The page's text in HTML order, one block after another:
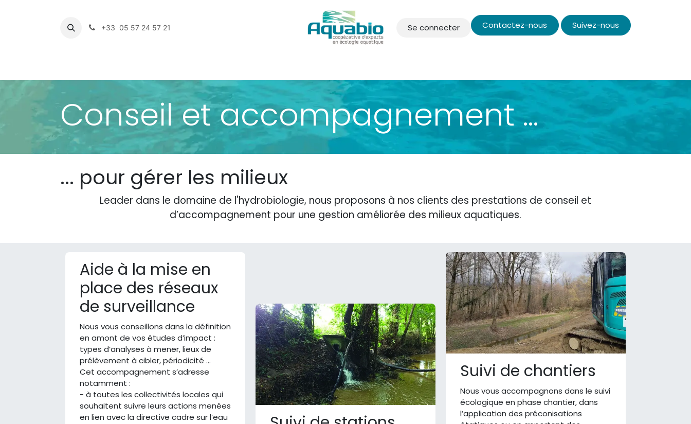
+33 05 57 24 57 21 Se connecter Contactez-nous Suivez-nous
Conseil et accompagnement ...
... pour gérer les milieux
Leader dans le domaine de l'hydrobiologie, nous proposons à nos clients des prestations de conseil et
d’accompagnement pour une gestion améliorée des milieux aquatiques.
Suivi de chantiers
Nous vous accompagnons dans le suivi
écologique en phase chantier, dans
l’application des préconisations
Aide à la mise en
place des réseaux
de surveillance
Nous vous conseillons dans la définition
en amont de vos études d’impact :
types d’analyses à mener, lieux de
prélèvement à cibler, périodicité …
Cet accompagnement s’adresse
notamment :
- à toutes les collectivités locales qui
souhaitent suivre leurs actions menées
en lien avec la directive cadre sur l’eau